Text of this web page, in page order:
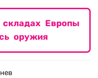
Европы
оружия